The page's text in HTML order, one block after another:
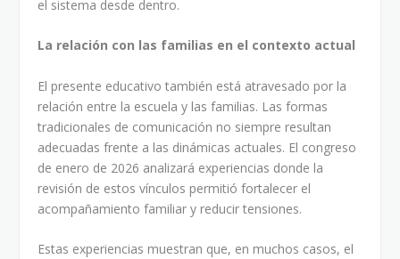
el sistema desde dentro.
La relación con las familias en el contexto actual
El presente educativo también está atravesado por la
relación entre la escuela y las familias. Las formas
tradicionales de comunicación no siempre resultan
adecuadas frente a las dinámicas actuales. El congreso
de enero de 2026 analizará experiencias donde la
revisión de estos vínculos permitió fortalecer el
acompañamiento familiar y reducir tensiones.
Estas experiencias muestran que, en muchos casos, el